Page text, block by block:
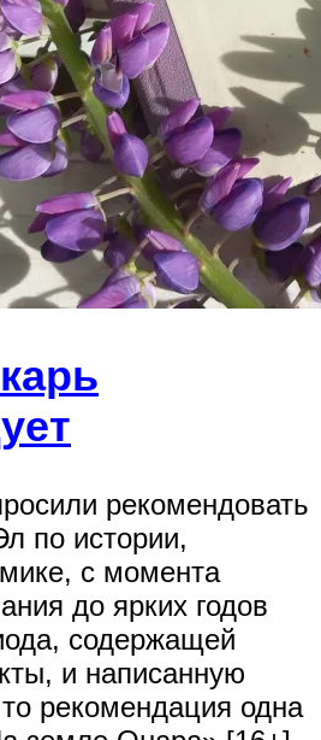
рекомендовать
по истории,
с момента
до ярких годов
содержащей
и написанную
рекомендация одна